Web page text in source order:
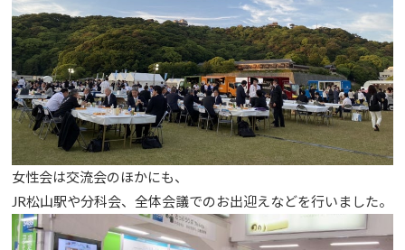
女性会は交流会のほかにも、
JR松山駅や分科会、全体会議でのお出迎えなどを行いました。